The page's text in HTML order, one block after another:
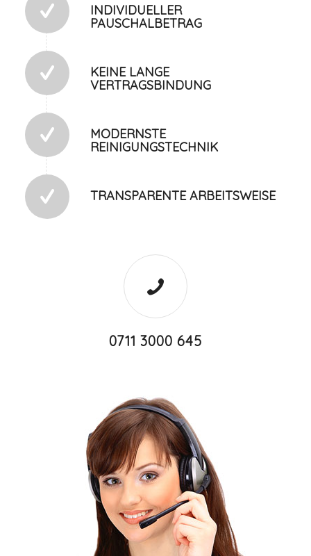
INDIVIDUELLER
PAUSCHALBETRAG
KEINE LANGE
VERTRAGSBINDUNG
MODERNSTE
REINIGUNGSTECHNIK
TRANSPARENTE ARBEITSWEISE
0711 3000 645